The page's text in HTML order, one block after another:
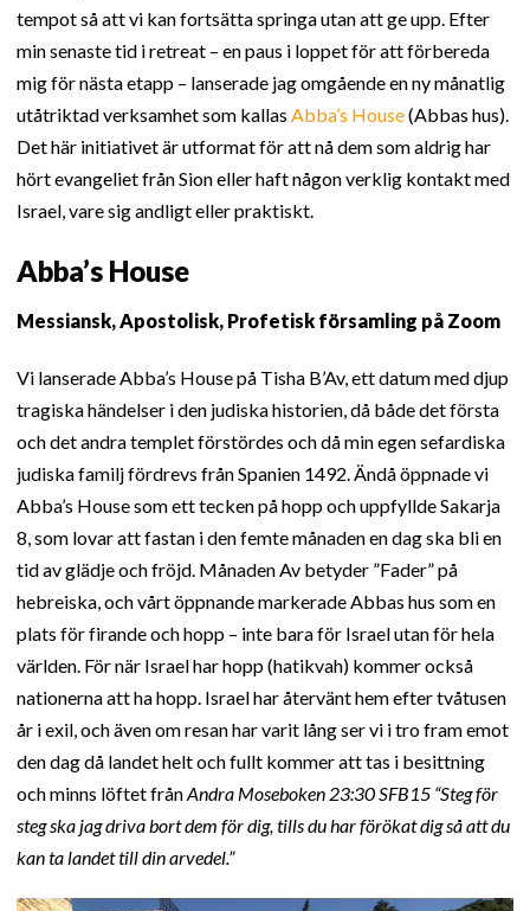
tempot så att vi kan fortsätta springa utan att ge upp. Efter
min senaste tid i retreat – en paus i loppet för att förbereda
mig för nästa etapp – lanserade jag omgående en ny månatlig
utåtriktad verksamhet som kallas Abba’s House(Abbas hus).
Det här initiativet är utformat för att nå dem som aldrig har
hört evangeliet från Sion eller haft någon verklig kontakt med
Israel, vare sig andligt eller praktiskt.
Abba’s House
Messiansk, Apostolisk, Profetisk församling på Zoom
Vi lanserade Abba’s House på Tisha B’Av, ett datum med djup
tragiska händelser i den judiska historien, då både det första
och det andra templet förstördes och då min egen sefardiska
judiska familj fördrevs från Spanien 1492. Ändå öppnade vi
Abba’s House som ett tecken på hopp och uppfyllde Sakarja
8, som lovar att fastan i den femte månaden en dag ska bli en
tid av glädje och fröjd. Månaden Av betyder ”Fader” på
hebreiska, och vårt öppnande markerade Abbas hus som en
plats för firande och hopp – inte bara för Israel utan för hela
världen. För när Israel har hopp (hatikvah) kommer också
nationerna att ha hopp. Israel har återvänt hem efter tvåtusen
år i exil, och även om resan har varit lång ser vi i tro fram emot
den dag då landet helt och fullt kommer att tas i besittning
och minns löftet frånAndra Moseboken 23:30 SFB15 “Steg för
steg ska jag driva bort dem för dig, tills du har förökat dig så att du
kan ta landet till din arvedel.”